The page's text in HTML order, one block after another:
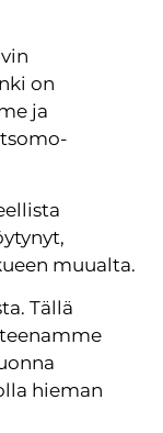
on
ja
muualta.
Tällä
hieman